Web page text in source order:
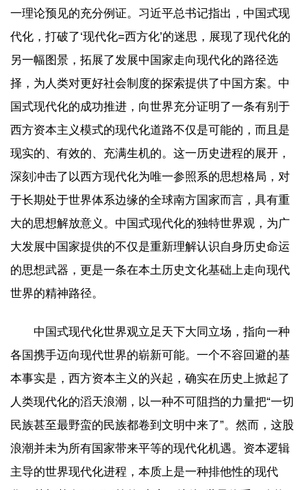
一理论预见的充分例证。习近平总书记指出，中国式现
代化，打破了‘现代化=西方化’的迷思，展现了现代化的
另一幅图景，拓展了发展中国家走向现代化的路径选
择，为人类对更好社会制度的探索提供了中国方案。中
国式现代化的成功推进，向世界充分证明了一条有别于
西方资本主义模式的现代化道路不仅是可能的，而且是
现实的、有效的、充满生机的。这一历史进程的展开，
深刻冲击了以西方现代化为唯一参照系的思想格局，对
于长期处于世界体系边缘的全球南方国家而言，具有重
大的思想解放意义。中国式现代化的独特世界观，为广
大发展中国家提供的不仅是重新理解认识自身历史命运
的思想武器，更是一条在本土历史文化基础上走向现代
世界的精神路径。
中国式现代化世界观立足天下大同立场，指向一种
各国携手迈向现代世界的崭新可能。一个不容回避的基
本事实是，西方资本主义的兴起，确实在历史上掀起了
人类现代化的滔天浪潮，以一种不可阻挡的力量把“一切
民族甚至最野蛮的民族都卷到文明中来了”。然而，这股
浪潮并未为所有国家带来平等的现代化机遇。资本逻辑
主导的世界现代化进程，本质上是一种排他性的现代